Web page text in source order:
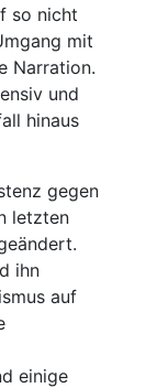
so nicht
mit
Narration.
und
hinaus
gegen
letzten
ihn
auf
einige